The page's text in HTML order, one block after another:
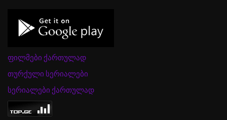
ფილმები ქართულად
თურქული სერიალები
სერიალები ქართულად